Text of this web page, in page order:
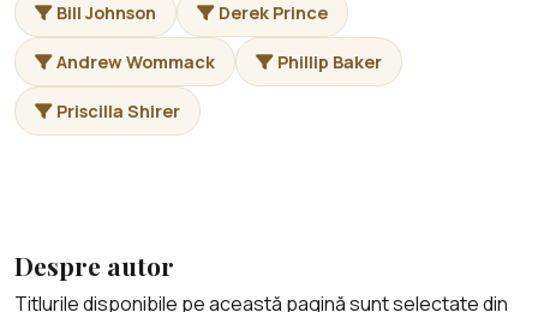
Bill Johnson Derek Prince
Andrew Wommack Phillip Baker
Priscilla Shirer
Despre autor
Titlurile disponibile pe această pagină sunt selectate din